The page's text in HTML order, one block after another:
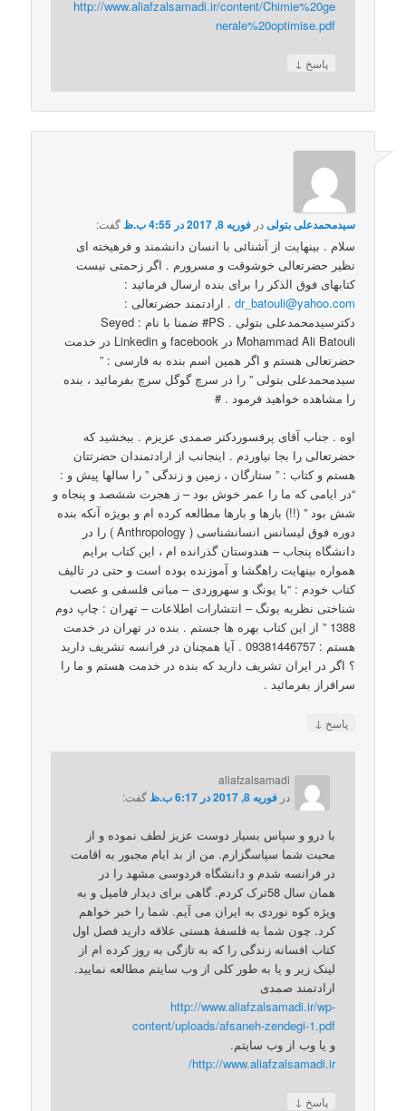
http://www.aliafzalsamadi.ir/content/Chimie%20ge
nerale%20optimise.pdf
پاسخ ↓
سیدمحمدعلی بتولیدرفوریه 8, 2017 در 4:55 ب.ظ گفت:
سلام . بینهایت از آشنائی با انسان دانشمند و فرهیخته ای
نظیر حضرتعالی خوشوقت و مسرورم . اگر زحمتی نیست
کتابهای فوق الذکر را برای بنده ارسال فرمائید :
dr_batouli@yahoo.com . ارادتمند حضرتعالی :
دکترسیدمحمدعلی بتولی . PS# ضمنا با نام : Seyed
Mohammad Ali Batouli در facebook و Linkedin در خدمت
حضرتعالی هستم و اگر همین اسم بنده به فارسی : ”
سیدمحمدعلی بتولی ” را در سرچ گوگل سرچ بفرمائید ، بنده
را مشاهده خواهید فرمود . #
اوه . جناب آقای پرفسوردکتر صمدی عزیزم . ببخشید که
حضرتعالی را بجا نیاوردم . اینجانب از ارادتمندان حضرتتان
هستم و کتاب : ” ستارگان ، زمین و زندگی ” را سالها پیش و :
“در ایامی که ما را عمر خوش بود – ز هجرت ششصد و پنجاه و
شش بود ” (!!) بارها و بارها مطالعه کرده ام و بویژه آنکه بنده
دوره فوق لیسانس انسانشناسی ( Anthropology ) را در
دانشگاه پنجاب – هندوستان گذرانده ام ، این کتاب برایم
همواره بینهایت راهگشا و آموزنده بوده است و حتی در تالیف
کتاب خودم : “با یونگ و سهروردی – مبانی فلسفی و عصب
شناختی نظریه یونگ – انتشارات اطلاعات – تهران : چاپ دوم
1388 ” از این کتاب بهره ها جستم . بنده در تهران در خدمت
هستم : 09381446757 . آیا همچنان در فرانسه تشریف دارید
؟ اگر در ایران تشریف دارید که بنده در خدمت هستم و ما را
سرافراز بفرمائید .
پاسخ ↓
aliafzalsamadi
درفوریه 8, 2017 در 6:17 ب.ظ گفت:
با درو و سپاس بسیار دوست عزیز لطف نموده و از
محبت شما سپاسگزارم. من از بد ایام مجبور به اقامت
در فرانسه شدم و دانشگاه فردوسی مشهد را در
همان سال 58ترک کردم. گاهی برای دیدار فامیل و به
ویژه کوه نوردی به ایران می آیم. شما را خبر خواهم
کرد. چون شما به فلسفۀ هستی علاقه دارید فصل اول
کتاب افسانه زندگی را که به تازگی به روز کرده ام از
لینک زیر و یا به طور کلی از وب سایتم مطالعه نمایید.
ارادتمند صمدی
http://www.aliafzalsamadi.ir/wp-
content/uploads/afsaneh-zendegi-1.pdf
و یا وب از وب سایتم.
http://www.aliafzalsamadi.ir/
پاسخ ↓